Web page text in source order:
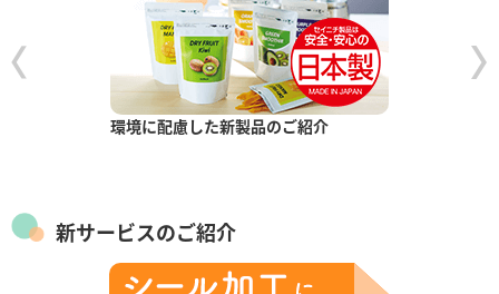
環境に配慮した新製品のご紹介
新サービスのご紹介